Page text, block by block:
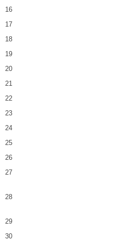
16
17
18
19
20
21
22
23
24
25
26
27
28
29
30